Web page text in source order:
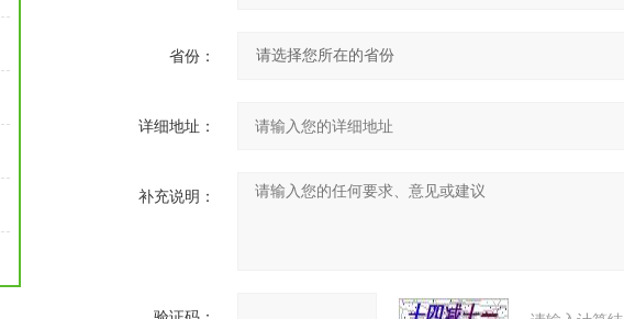
省份：
详细地址：
补充说明：